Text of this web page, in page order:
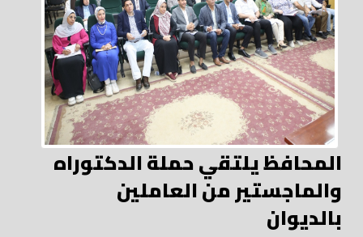
المحافظ يلتقي حملة الدكتوراه
والماجستير من العاملين
بالديوان